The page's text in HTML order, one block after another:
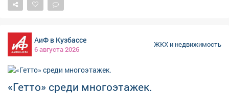
АиФ в Кузбассе
6 августа 2026
ЖКХ и недвижимость
«Гетто» среди многоэтажек.